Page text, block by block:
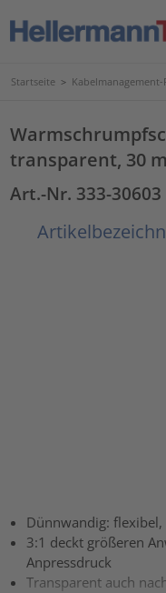
Startseite >
transparent, 30
Art.-Nr. 333-30603
Dünnwandig:
3:1 deckt größeren
Anpressdruck
Transparent auch